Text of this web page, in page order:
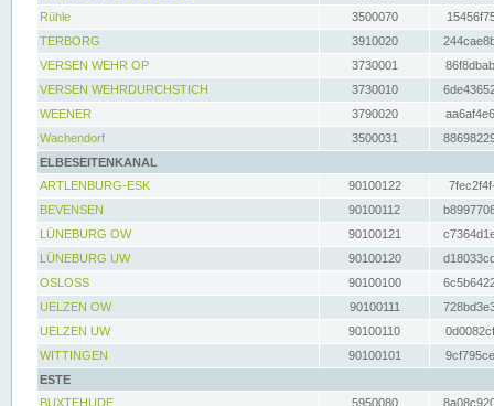
Rühle
3500070
TERBORG
3910020
VERSEN WEHR OP
3730001
VERSEN WEHRDURCHSTICH
3730010
WEENER
3790020
Wachendorf
3500031
ELBESEITENKANAL
ARTLENBURG-ESK
90100122
BEVENSEN
90100112
LÜNEBURG OW
90100121
LÜNEBURG UW
90100120
OSLOSS
90100100
UELZEN OW
90100111
UELZEN UW
90100110
WITTINGEN
90100101
ESTE
BUXTEHUDE
5950080